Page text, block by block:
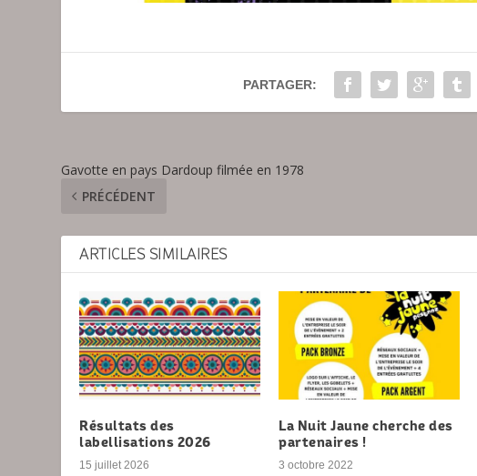
PARTAGER:
Gavotte en pays Dardoup filmée en 1978
PRÉCÉDENT
ARTICLES SIMILAIRES
Résultats des
labellisations 2026
15 juillet 2026
La Nuit Jaune cherche des
partenaires !
3 octobre 2022